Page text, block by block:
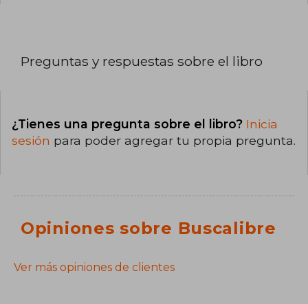
Preguntas y respuestas sobre el libro
¿Tienes una pregunta sobre el libro? Inicia
sesión para poder agregar tu propia pregunta.
Opiniones sobre Buscalibre
Ver más opiniones de clientes